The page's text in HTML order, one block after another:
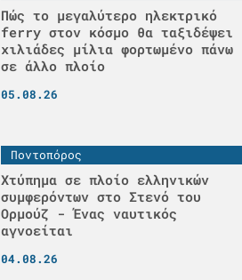
Πώς το μεγαλύτερο ηλεκτρικό
ferry στον κόσμο θα ταξιδέψει
χιλιάδες μίλια φορτωμένο πάνω
σε άλλο πλοίο
05.08.26
Ποντοπόρος
Χτύπημα σε πλοίο ελληνικών
συμφερόντων στο Στενό του
Ορμούζ - Ένας ναυτικός
αγνοείται
04.08.26